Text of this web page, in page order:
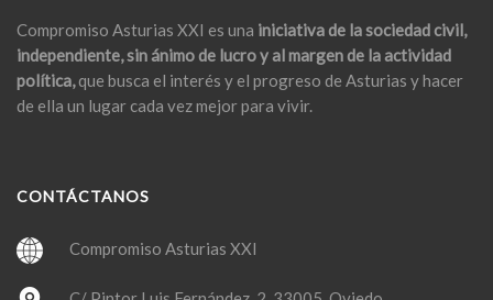
Compromiso Asturias XXI es una iniciativa de la sociedad civil,
independiente, sin ánimo de lucro y al margen de la actividad
política,que busca el interés y el progreso de Asturias y hacer
de ella un lugar cada vez mejor para vivir.
CONTÁCTANOS
Compromiso Asturias XXI